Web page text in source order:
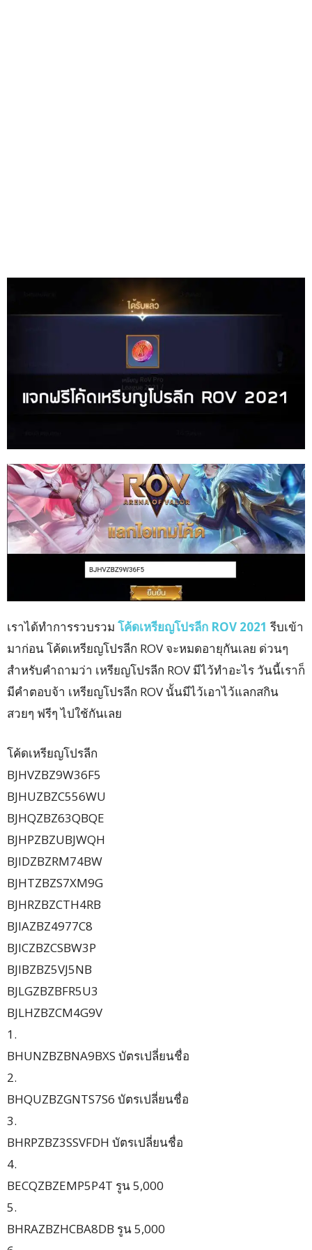
เราได้ทำการรวบรวม โค้ดเหรียญโปรลีก ROV 2021 รีบเข้า
มาก่อน โค้ดเหรียญโปรลีก ROV จะหมดอายุกันเลย ด่วนๆ
สำหรับคำถามว่า เหรียญโปรลีก ROV มีไว้ทำอะไร วันนี้เราก็
มีคำตอบจ้า เหรียญโปรลีก ROV นั้นมีไว้เอาไว้แลกสกิน
สวยๆ ฟรีๆ ไปใช้กันเลย
โค้ดเหรียญโปรลีก
BJHVZBZ9W36F5
BJHUZBZC556WU
BJHQZBZ63QBQE
BJHPZBZUBJWQH
BJIDZBZRM74BW
BJHTZBZS7XM9G
BJHRZBZCTH4RB
BJIAZBZ4977C8
BJICZBZCSBW3P
BJIBZBZ5VJ5NB
BJLGZBZBFR5U3
BJLHZBZCM4G9V
1.
BHUNZBZBNA9BXS บัตรเปลี่ยนชื่อ
2.
BHQUZBZGNTS7S6 บัตรเปลี่ยนชื่อ
3.
BHRPZBZ3SSVFDH บัตรเปลี่ยนชื่อ
4.
BECQZBZEMP5P4T รูน 5,000
5.
BHRAZBZHCBA8DB รูน 5,000